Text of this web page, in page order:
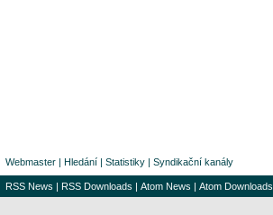
Webmaster | Hledání | Statistiky | Syndikační kanály
RSS News | RSS Downloads | Atom News | Atom Downloads